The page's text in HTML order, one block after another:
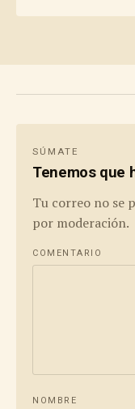
SÚMATE
Tenemos que
Tu correo no se
por moderación.
COMENTARIO
NOMBRE